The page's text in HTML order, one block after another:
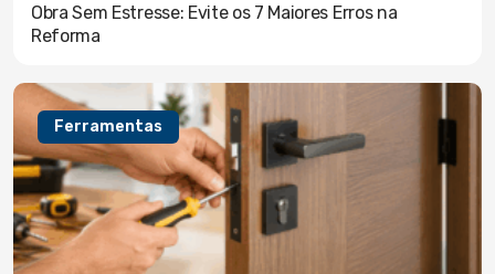
Obra Sem Estresse: Evite os 7 Maiores Erros na
Reforma
Ferramentas